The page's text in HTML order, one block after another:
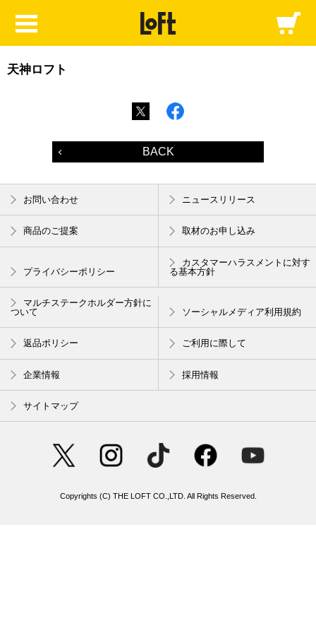
天神ロフト
BACK
お問い合わせ ニュースリリース
商品のご提案 取材のお申し込み
プライバシーポリシー
カスタマーハラスメントに対す
る基本方針
マルチステークホルダー方針に
ついて
ソーシャルメディア利用規約
返品ポリシー ご利用に際して
企業情報 採用情報
サイトマップ
Copyrights (C) THE LOFT CO.,LTD. All Rights Reserved.